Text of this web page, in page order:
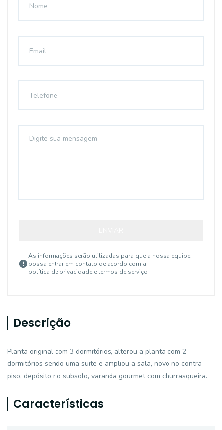
As informações serão utilizadas para que a nossa equipe
possa entrar em contato de acordo com a
política de privacidade e termos de serviço
Descrição
Planta original com 3 dormitórios, alterou a planta com 2
dormitórios sendo uma suite e ampliou a sala, novo no contra
piso, depósito no subsolo, varanda gourmet com churrasqueira.
Características